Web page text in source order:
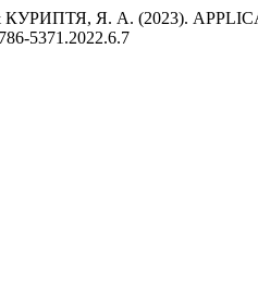
Я. А. (2023).
5371.2022.6.7